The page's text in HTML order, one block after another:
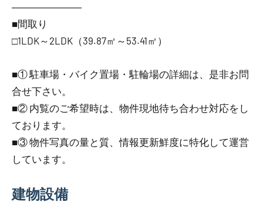
―――――――
■間取り
□1LDK～2LDK（39.87㎡～53.41㎡）
■① 駐車場・バイク置場・駐輪場の詳細は、是非お問
合せ下さい。
■② 内覧のご希望時は、物件現地待ち合わせ対応をし
ております。
■③ 物件写真の量と質、情報更新鮮度に特化して運営
しています。
建物設備